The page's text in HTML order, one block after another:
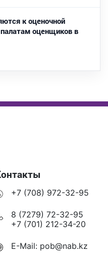
к оценочной
оценщиков в
+7 (708) 972-32-95
8 (7279) 72-32-95
+7 (701) 212-34-20
E-Mail: pob@nab.kz